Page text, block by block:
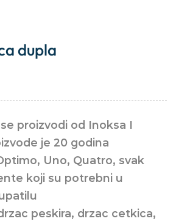
dupla
proizvodi od Inoksa I
je 20 godina
Uno, Quatro, svak
koji su potrebni u
peskira, drzac cetkica,